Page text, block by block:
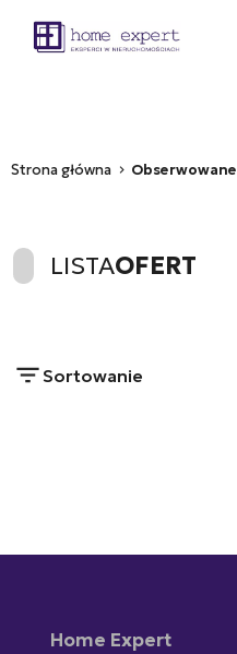
Strona główna Obserwowane
LISTAOFERT
Sortowanie
Home Expert